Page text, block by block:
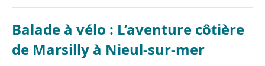
Balade à vélo : L’aventure côtière
de Marsilly à Nieul-sur-mer